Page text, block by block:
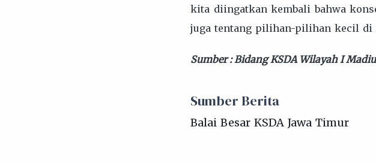
kita diingatkan kembali bahwa
juga tentang pilihan-pilihan kecil di
Sumber : Bidang KSDA Wilayah I
Sumber Berita
Balai Besar KSDA Jawa Timur